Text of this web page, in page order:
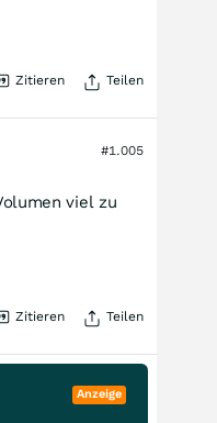
Zitieren Teilen
#1.005
viel zu
Zitieren Teilen
Anzeige